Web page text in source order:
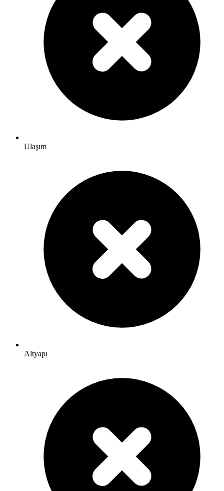
Ulaşım
Altyapı